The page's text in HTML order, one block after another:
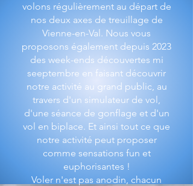
volons régulièrement au départ de
nos deux axes de treuillage de
Vienne-en-Val. Nous vous
proposons également depuis 2023
des week-ends découvertes mi
seeptembre en faisant découvrir
notre activité au grand public, au
travers d'un simulateur de vol,
d'une séance de gonflage et d'un
vol en biplace. Et ainsi tout ce que
notre activité peut proposer
comme sensations fun et
euphorisantes !
Voler n'est pas anodin, chacun